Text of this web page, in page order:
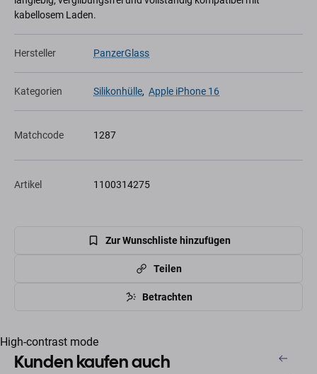
kabellosem Laden.
Hersteller PanzerGlass
Kategorien Silikonhülle, Apple iPhone 16
Matchcode 1287
Artikel 1100314275
Zur Wunschliste hinzufügen
Teilen
Betrachten
High-contrast mode
Kunden kaufen auch